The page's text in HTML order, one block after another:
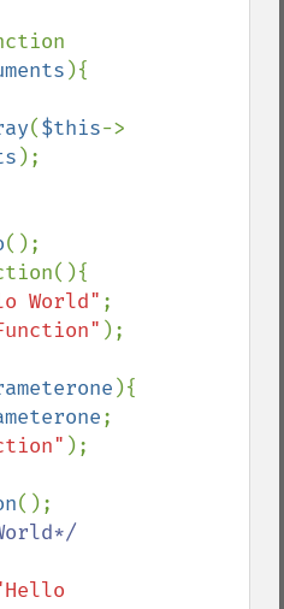
){
($this->
);
();
World" ;
);
){
;
);